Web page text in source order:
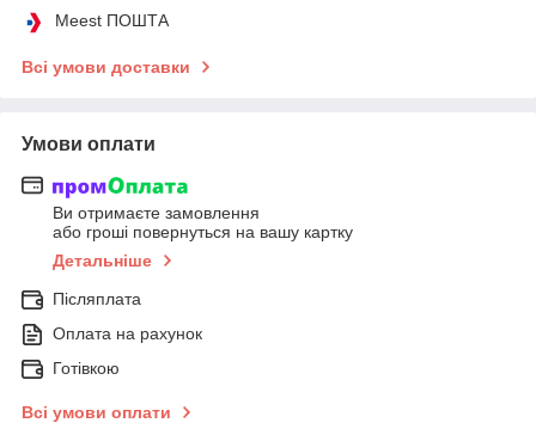
Meest ПОШТА
Всі умови доставки
Умови оплати
Ви отримаєте замовлення
або гроші повернуться на вашу картку
Детальніше
Післяплата
Оплата на рахунок
Готівкою
Всі умови оплати